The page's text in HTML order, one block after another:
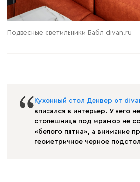
Подвесные светильники Бабл divan.ru
Кухонный стол Денвер от
вписался в интерьер. У него
столешница под мрамор не
«белого пятна», а внимание
геометричное черное